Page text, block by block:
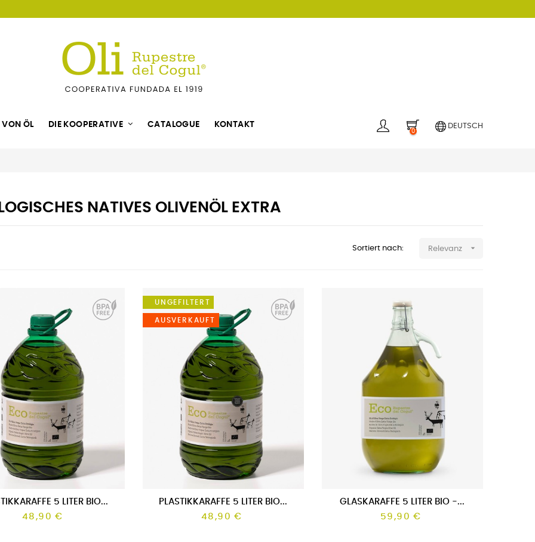
VON ÖL DIE KOOPERATIVE CATALOGUE KONTAKT
0
DEUTSCH
UNGEFILTERT
AUSVERKAUFT
NATIVES OLIVENÖL EXTRA
Sortiert nach: Relevanz 
5 LITER BIO...
48,90 €
AUSVERKAUFT
UNGEFILTERT
PLASTIKKARAFFE 5 LITER BIO...
48,90 €
GLASKARAFFE 5 LITER BIO -...
59,90 €